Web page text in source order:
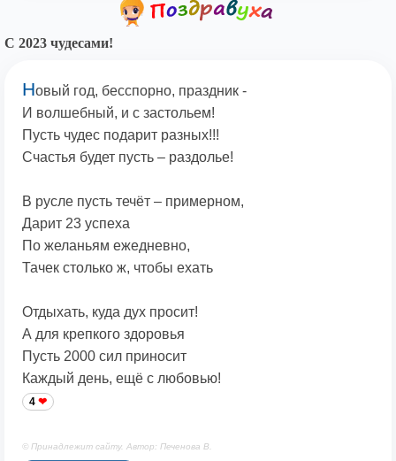
С 2023 чудесами!
Новый год, бесспорно, праздник -
И волшебный, и с застольем!
Пусть чудес подарит разных!!!
Счастья будет пусть – раздолье!
В русле пусть течёт – примерном,
Дарит 23 успеха
По желаньям ежедневно,
Тачек столько ж, чтобы ехать
Отдыхать, куда дух просит!
А для крепкого здоровья
Пусть 2000 сил приносит
Каждый день, ещё с любовью!
4
© Принадлежит сайту. Автор: Печенова В.